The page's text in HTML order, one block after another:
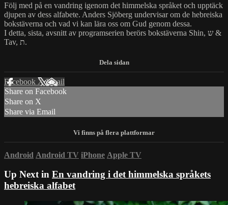
Följ med på en vandring igenom det himmelska språket och upptäck
djupen av dess alfabete. Anders Sjöberg undervisar om de hebreiska
bokstäverna och vad vi kan lära oss om Gud genom dessa.
I detta, sista, avsnitt av programserien berörs bokstäverna Shin, ש &
Tav, ת.
Facebook XEmail
Share on Facebook
Share on X
Share via Email
Android Android TV iPhone Apple TV
Up Next in En vandring i det himmelska språkets
hebreiska alfabet